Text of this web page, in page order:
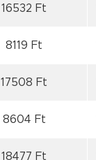
16532 Ft
8119 Ft
17508 Ft
8604 Ft
18477 Ft